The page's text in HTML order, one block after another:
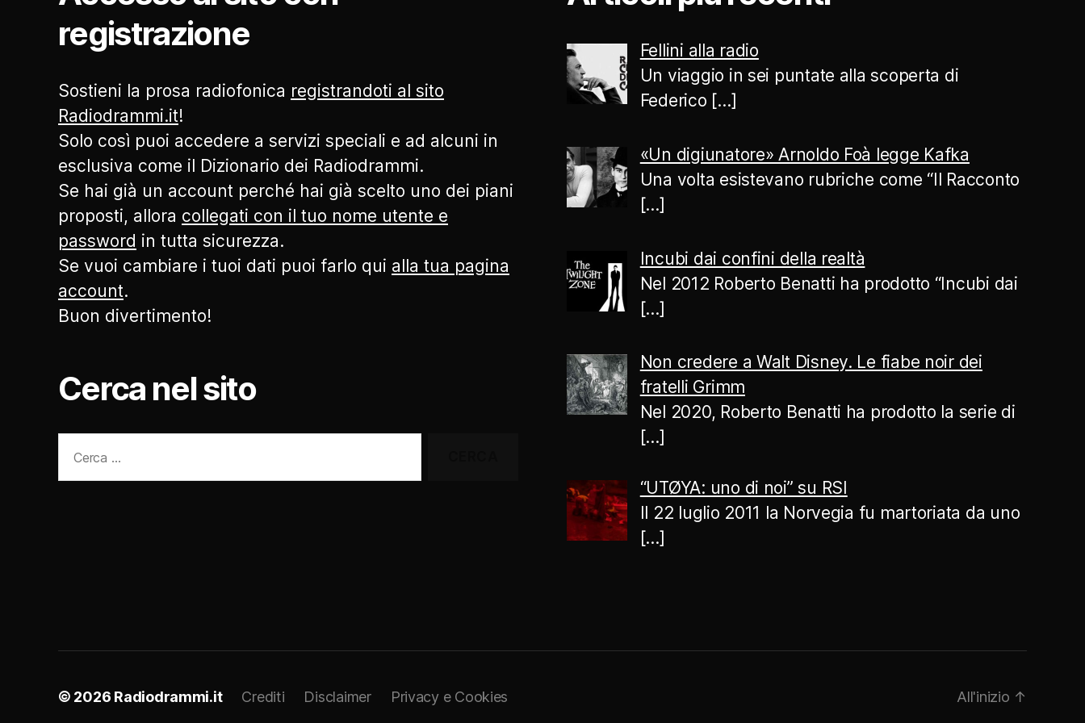
registrazione
Sostieni la prosa radiofonica registrandoti al sito
Radiodrammi.it!
Solo così puoi accedere a servizi speciali e ad alcuni in
esclusiva come il Dizionario dei Radiodrammi.
Se hai già un account perché hai già scelto uno dei piani
proposti, allora collegati con il tuo nome utente e
password in tutta sicurezza.
Se vuoi cambiare i tuoi dati puoi farlo qui alla tua pagina
account.
Buon divertimento!
Cerca nel sito
Fellini alla radio
Un viaggio in sei puntate alla scoperta di
Federico […]
«Un digiunatore» Arnoldo Foà legge Kafka
Una volta esistevano rubriche come “Il Racconto
[…]
Incubi dai confini della realtà
Nel 2012 Roberto Benatti ha prodotto “Incubi dai
[…]
Non credere a Walt Disney. Le fiabe noir dei
fratelli Grimm
Nel 2020, Roberto Benatti ha prodotto la serie di
[…]
“UTØYA: uno di noi” su RSI
Il 22 luglio 2011 la Norvegia fu martoriata da uno
[…]
© 2026 Radiodrammi.it Crediti Disclaimer Privacy e Cookies All'inizio ↑